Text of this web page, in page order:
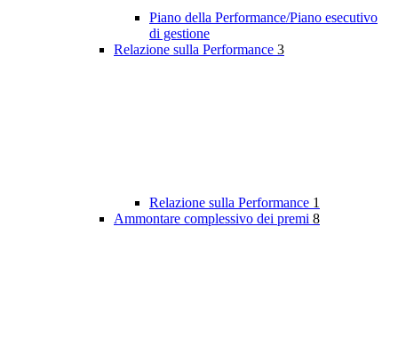
Piano della Performance/Piano esecutivo
di gestione
Relazione sulla Performance 3
Relazione sulla Performance 1
Ammontare complessivo dei premi 8